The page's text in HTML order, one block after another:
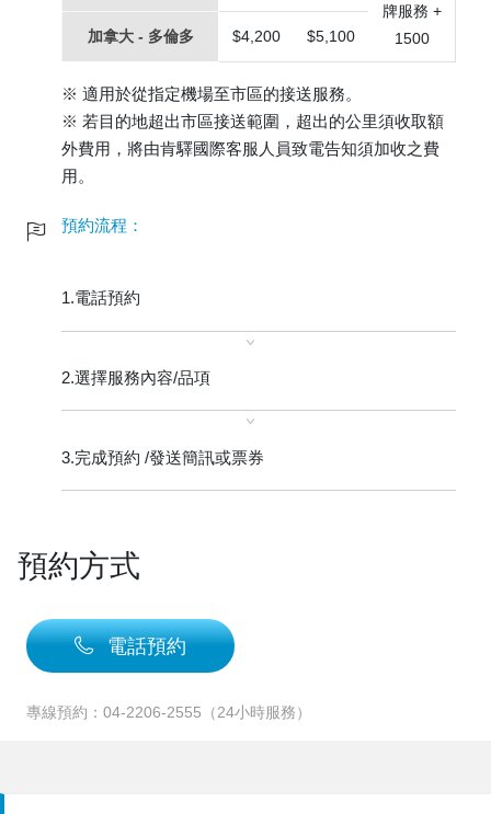
牌服務 +
1500
加拿大 - 多倫多 $4,200 $5,100
※ 適用於從指定機場至市區的接送服務。
※ 若目的地超出市區接送範圍，超出的公里須收取額
外費用，將由肯驛國際客服人員致電告知須加收之費
用。
預約流程：
1.電話預約
2.選擇服務內容/品項
3.完成預約 /發送簡訊或票券
預約方式
電話預約
專線預約：04-2206-2555（24小時服務）